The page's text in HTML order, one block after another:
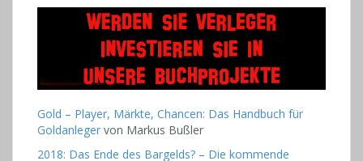
Gold – Player, Märkte, Chancen: Das Handbuch für
Goldanleger von Markus Bußler
2018: Das Ende des Bargelds? – Die kommende